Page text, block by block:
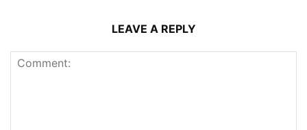
LEAVE A REPLY